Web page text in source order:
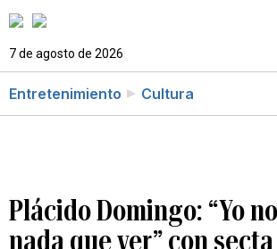
7 de agosto de 2026
Entretenimiento Cultura
Plácido Domingo: “Yo
nada que ver” con